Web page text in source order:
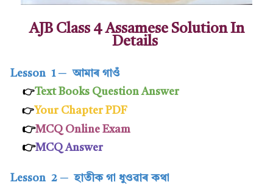
AJB Class 4 Assamese Solution In
Details
Lesson 1 ─ আমাৰ গাওঁ
👉Text Books Question Answer
👉Your Chapter PDF
👉MCQ Online Exam
👉MCQ Answer
Lesson 2 ─ হাতীক গা ধুওৱাৰ কথা